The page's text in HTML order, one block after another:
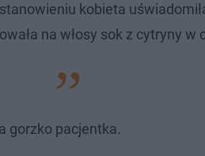
kobieta
na włosy sok z cytryny w
gorzko pacjentka.